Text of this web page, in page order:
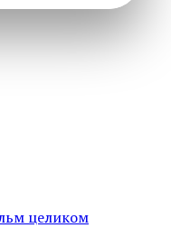
целиком